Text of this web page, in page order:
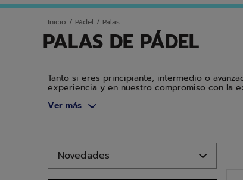
Inicio / Pádel / Palas
PALAS DE PÁDEL
Tanto si eres principiante, intermedio o
experiencia y en nuestro compromiso con la
Ver más
Ir a los productos